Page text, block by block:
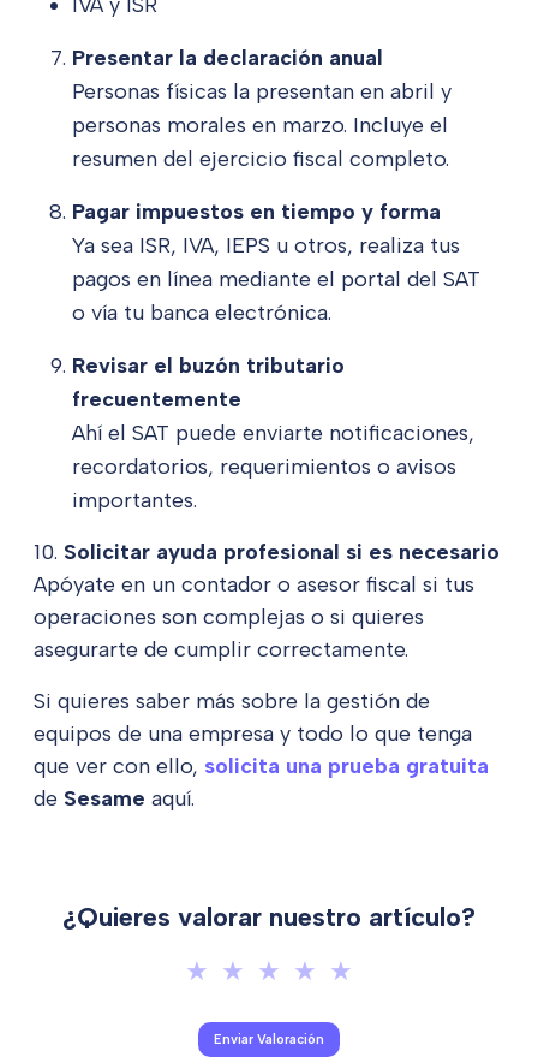
Presentar la declaración anual
Personas físicas la presentan en abril y
personas morales en marzo. Incluye el
resumen del ejercicio fiscal completo.
Pagar impuestos en tiempo y forma
Ya sea ISR, IVA, IEPS u otros, realiza tus
pagos en línea mediante el portal del SAT
o vía tu banca electrónica.
Revisar el buzón tributario
frecuentemente
Ahí el SAT puede enviarte notificaciones,
recordatorios, requerimientos o avisos
importantes.
10. Solicitar ayuda profesional si es necesario
Apóyate en un contador o asesor fiscal si tus
operaciones son complejas o si quieres
asegurarte de cumplir correctamente.
Si quieres saber más sobre la gestión de
equipos de una empresa y todo lo que tenga
que ver con ello, solicita una prueba gratuita
de Sesame aquí.
¿Quieres valorar nuestro artículo?